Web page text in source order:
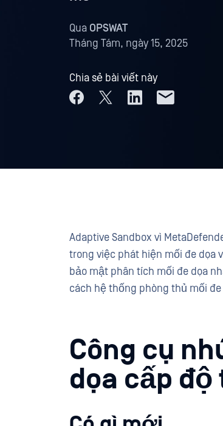
Qua OPSWAT
Tháng Tám, ngày 15, 2025
Chia sẻ bài viết này
Adaptive Sandbox vì
trong việc phát hiện mối đe dọa
bảo mật phân tích mối đe dọa
cách hệ thống phòng thủ mối
Công cụ
dọa cấp